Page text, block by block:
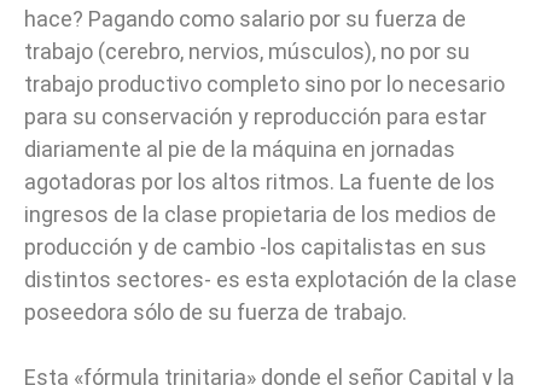
hace? Pagando como salario por su fuerza de
trabajo (cerebro, nervios, músculos), no por su
trabajo productivo completo sino por lo necesario
para su conservación y reproducción para estar
diariamente al pie de la máquina en jornadas
agotadoras por los altos ritmos. La fuente de los
ingresos de la clase propietaria de los medios de
producción y de cambio -los capitalistas en sus
distintos sectores- es esta explotación de la clase
poseedora sólo de su fuerza de trabajo.
Esta «fórmula trinitaria» donde el señor Capital y la